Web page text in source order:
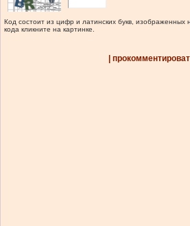
Код состоит из цифр и латинских букв, изображенных
кода кликните на картинке.
|